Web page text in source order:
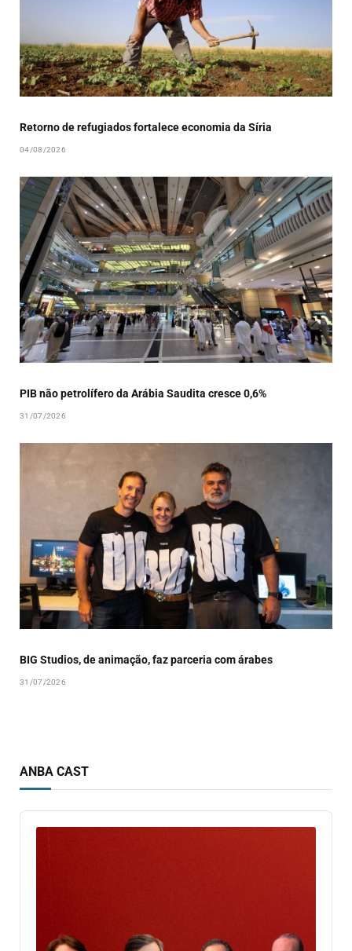
Retorno de refugiados fortalece economia da Síria
04/08/2026
PIB não petrolífero da Arábia Saudita cresce 0,6%
31/07/2026
BIG Studios, de animação, faz parceria com árabes
31/07/2026
ANBA CAST
Audio
Player